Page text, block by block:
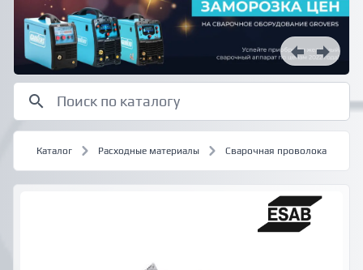
Каталог Расходные материалы Сварочная проволока